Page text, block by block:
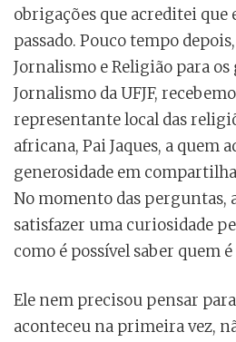
obrigações que acreditei que
passado. Pouco tempo
Jornalismo e Religião para
Jornalismo da UFJF,
representante local das
africana, Pai Jaques, a quem
generosidade em
No momento das perguntas,
satisfazer uma curiosidade
como é possível saber quem
Ele nem precisou pensar
aconteceu na primeira vez,